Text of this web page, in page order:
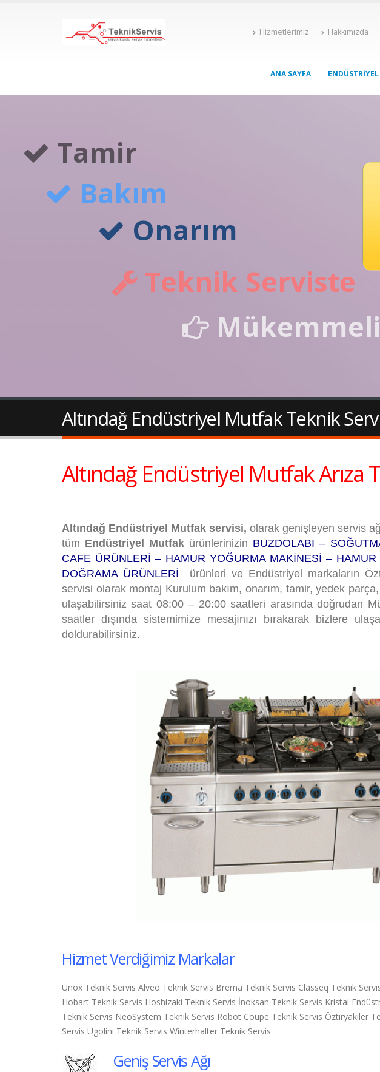
Hizmetlerimiz Hakkımızda
ANA SAYFA
Tamir
Bakım
Onarım
Teknik Serviste
Altındağ Endüstriyel Mutfak Teknik
Altındağ Endüstriyel Mutfak Arıza
Altındağ Endüstriyel Mutfak servisi, olarak genişleyen servis
tüm Endüstriyel Mutfak ürünlerinizin BUZDOLABI –
CAFE ÜRÜNLERİ – HAMUR YOĞURMA MAKİNESİ –
DOĞRAMA ÜRÜNLERİ
ürünleri ve Endüstriyel markaların
servisi olarak montaj Kurulum bakım, onarım, tamir, yedek
ulaşabilirsiniz saat 08:00 – 20:00 saatleri arasında doğrudan
saatler dışında sistemimize mesajınızı bırakarak bizlere
doldurabilirsiniz.
Hizmet Verdiğimiz Markalar
Unox Teknik Servis Alveo Teknik Servis Brema Teknik Servis Classeq Teknik
Hobart Teknik Servis Hoshizaki Teknik Servis İnoksan Teknik Servis Kristal
Teknik Servis NeoSystem Teknik Servis Robot Coupe Teknik Servis Öztiryakiler
Servis Ugolini Teknik Servis Winterhalter Teknik Servis
Geniş Servis Ağı